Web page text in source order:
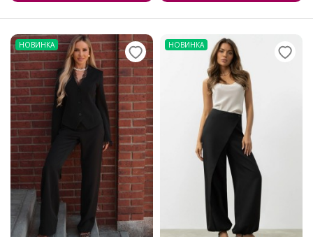
НОВИНКА НОВИНКА